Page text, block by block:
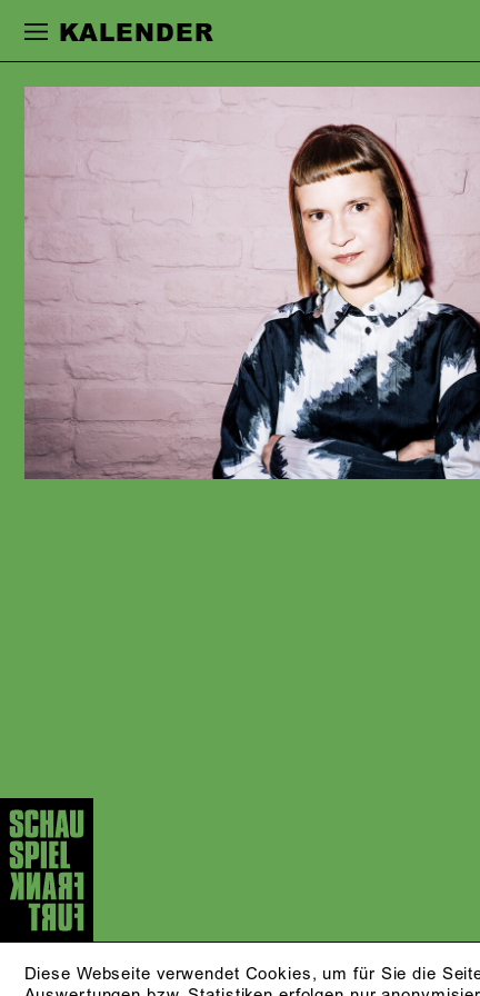
Zur Hauptnavigation springen
KALENDER
Diese Webseite verwendet Cookies, um für Sie die